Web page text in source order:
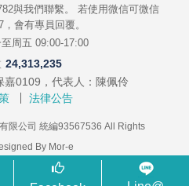
與我們聯繫。 若使用微信可微信
會有專員回覆。
周五 09:00-17:00
24,313,235
0109，代表人：陳佩伶
法律公告
限公司 統編93567536 All Rights
By Mor-e